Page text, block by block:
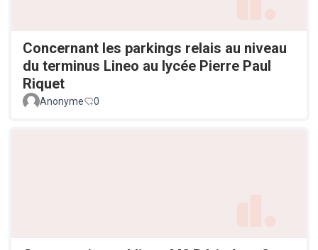
Concernant les parkings relais au niveau
du terminus Lineo au lycée Pierre Paul
Riquet
Anonyme 0